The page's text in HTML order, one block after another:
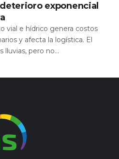
exponencial
vial e hídrico genera costos
y afecta la logística. El
lluvias, pero no...